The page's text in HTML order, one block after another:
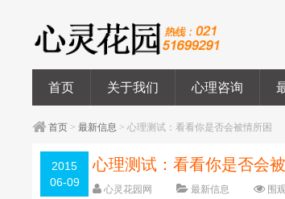
首页 关于我们 心理咨询
首页 >最新信息 > 心理测试：看看你是否会被情所困
2015
06-09
心理测试：看看你是否会
心灵花园网 最新信息 围